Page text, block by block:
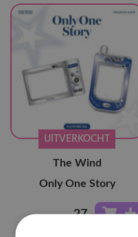
UITVERKOCHT
The Wind
Only One Story
27,-